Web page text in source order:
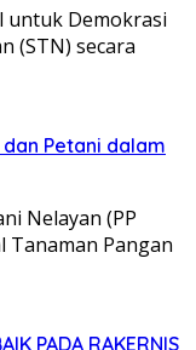
untuk Demokrasi
(STN) secara
Petani dalam
Nelayan (PP
Tanaman Pangan
PADA RAKERNIS